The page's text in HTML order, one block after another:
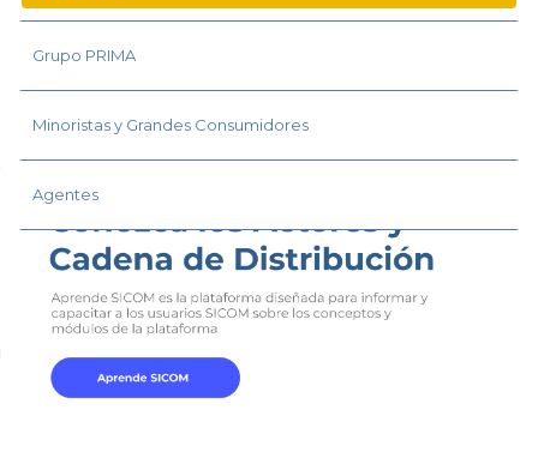
Grupo PRIMA
Minoristas y Grandes Consumidores
Agentes